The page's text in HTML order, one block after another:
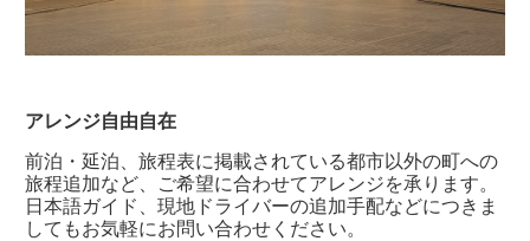
アレンジ自由自在
前泊・延泊、旅程表に掲載されている都市以外の町への
旅程追加など、ご希望に合わせてアレンジを承ります。
日本語ガイド、現地ドライバーの追加手配などにつきま
してもお気軽にお問い合わせください。